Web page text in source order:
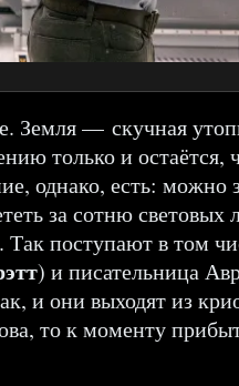
Земля — скучная
только и остаётся,
однако, есть: можно
за сотню световых
Так поступают в том
) и писательница
и они выходят из
то к моменту